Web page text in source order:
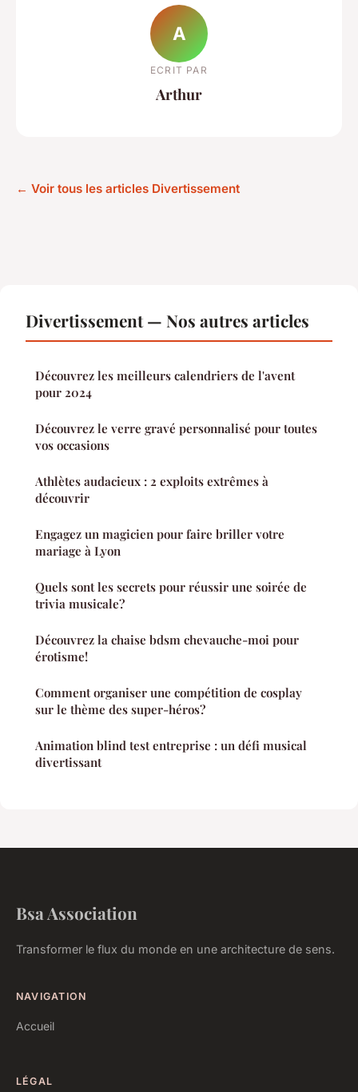
A
ECRIT PAR
Arthur
← Voir tous les articles Divertissement
Divertissement — Nos autres articles
Découvrez les meilleurs calendriers de l'avent
pour 2024
Découvrez le verre gravé personnalisé pour toutes
vos occasions
Athlètes audacieux : 2 exploits extrêmes à
découvrir
Engagez un magicien pour faire briller votre
mariage à Lyon
Quels sont les secrets pour réussir une soirée de
trivia musicale?
Découvrez la chaise bdsm chevauche-moi pour
érotisme!
Comment organiser une compétition de cosplay
sur le thème des super-héros?
Animation blind test entreprise : un défi musical
divertissant
Bsa Association
Transformer le flux du monde en une architecture de sens.
NAVIGATION
Accueil
LÉGAL